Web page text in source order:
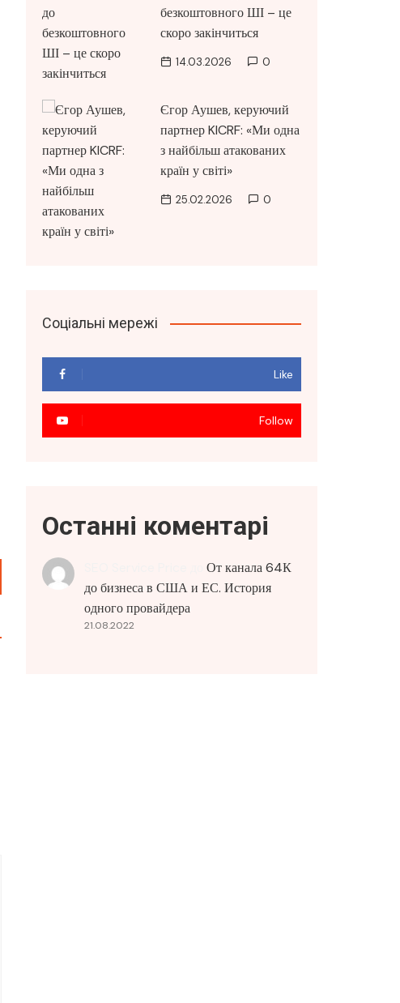
безкоштовного ШІ – це
скоро закінчиться
14.03.2026 0
Єгор Аушев, керуючий
партнер KICRF: «Ми одна
з найбільш атакованих
країн у світі»
25.02.2026 0
Соціальні мережі
Like
Follow
Останні коментарі
От канала 64К
до бизнеса в США и ЕС. История
одного провайдера
21.08.2022